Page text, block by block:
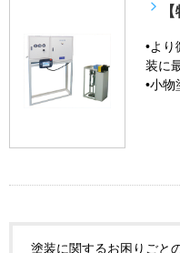
•よ
装に
•小物
塗装に関するお困りごと